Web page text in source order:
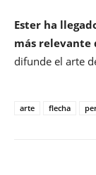
Ester ha
más relevante
difunde el arte
arte flecha